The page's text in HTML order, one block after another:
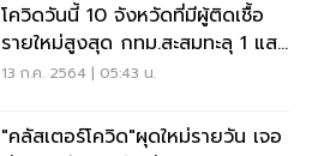
โควิดวันนี้ 10 จังหวัดที่มีผู้ติดเชื้อ
รายใหม่สูงสุด กทม.สะสมทะลุ 1 แสน
ราย
13 ก.ค. 2564 | 05:43 น.
"คลัสเตอร์โควิด"ผุดใหม่รายวัน เจอ